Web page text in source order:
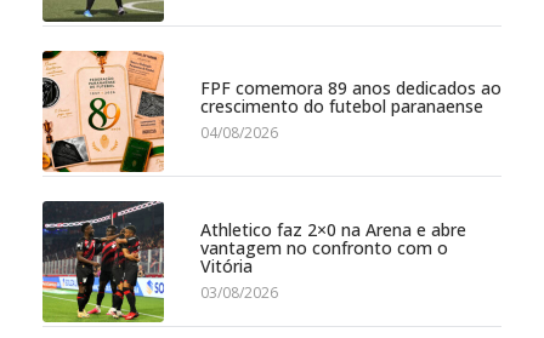
FPF comemora 89 anos dedicados ao
crescimento do futebol paranaense
04/08/2026
Athletico faz 2×0 na Arena e abre
vantagem no confronto com o
Vitória
03/08/2026